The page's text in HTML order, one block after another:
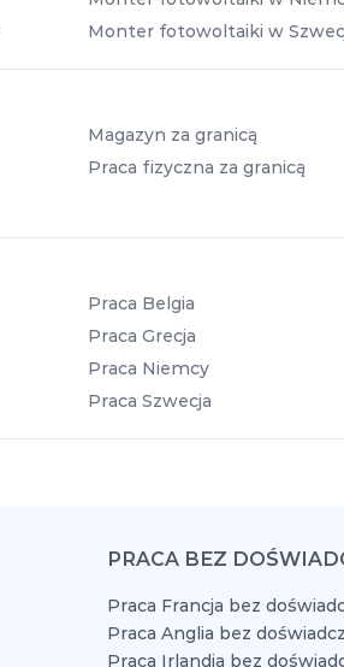
Monter fotowoltaiki w
Magazyn za granicą
Praca fizyczna za granicą
Praca Belgia
Praca Grecja
Praca Niemcy
Praca Szwecja
PRACA BEZ
Praca Francja bez
Praca Anglia bez
Praca Irlandia bez